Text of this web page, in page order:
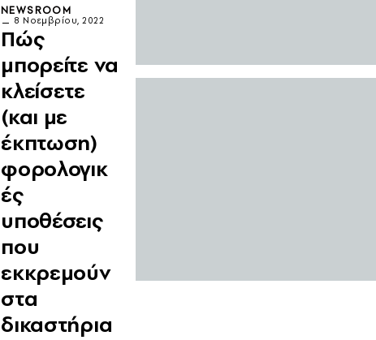
NEWSROOM
8 Νοεμβρίου, 2022
Πώς
μπορείτε να
κλείσετε
(και με
έκπτωση)
φορολογικ
ές
υποθέσεις
που
εκκρεμούν
στα
δικαστήρια